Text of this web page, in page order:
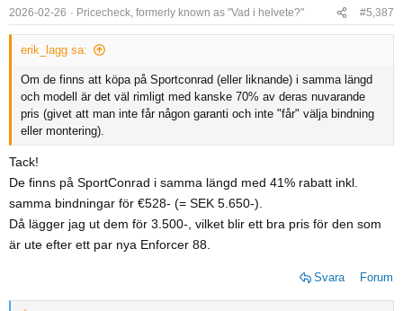
2026-02-26 Pricecheck, formerly known as "Vad i helvete?" #5,387
erik_lagg sa:
Om de finns att köpa på Sportconrad (eller liknande) i samma längd
och modell är det väl rimligt med kanske 70% av deras nuvarande
pris (givet att man inte får någon garanti och inte "får" välja bindning
eller montering).
Tack!
De finns på SportConrad i samma längd med 41% rabatt inkl.
samma bindningar för €528- (= SEK 5.650-).
Då lägger jag ut dem för 3.500-, vilket blir ett bra pris för den som
är ute efter ett par nya Enforcer 88.
Svara Forum